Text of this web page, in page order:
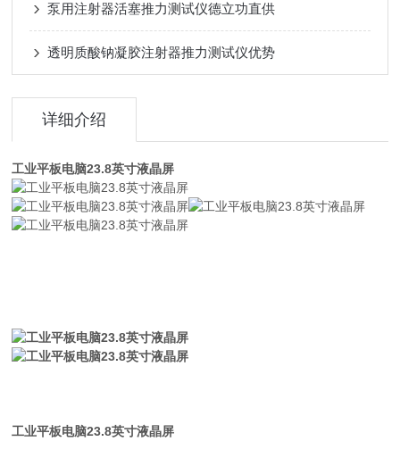
泵用注射器活塞推力测试仪德立功直供
透明质酸钠凝胶注射器推力测试仪优势
详细介绍
工业平板电脑23.8英寸液晶屏
工业平板电脑23.8英寸液晶屏